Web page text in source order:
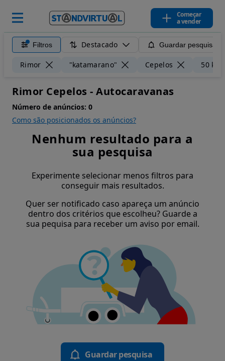
Começar
a vender
Filtros Destacado Guardar pesquisa
Rimor "katamarano" Cepelos 50 km
Rimor Cepelos - Autocaravanas
Número de anúncios: 0
Como são posicionados os anúncios?
Nenhum resultado para a
sua pesquisa
Experimente selecionar menos filtros para
conseguir mais resultados.
Quer ser notificado caso apareça um anúncio
dentro dos critérios que escolheu? Guarde a
sua pequisa para receber um aviso por email.
Guardar pesquisa